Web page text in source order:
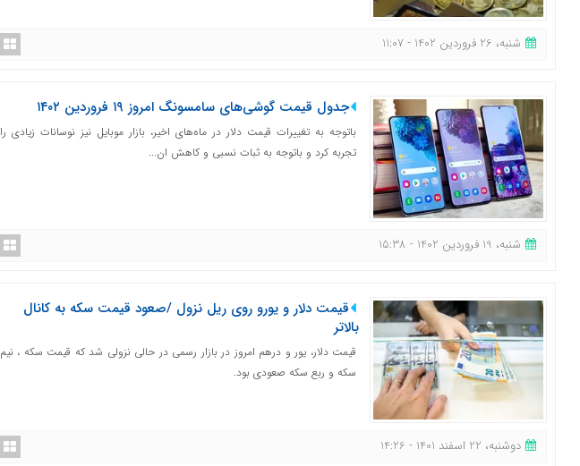
شنبه، 26 فروردین 1402 - 11:07
جدول قیمت گوشی‌های سامسونگ امروز ۱۹ فروردین ۱۴۰۲
باتوجه به تغییرات قیمت دلار در ماه‌های اخیر، بازار موبایل نیز نوسانات زیادی را
تجربه کرد و باتوجه به ثبات نسبی و کاهش ان...
شنبه، 19 فروردین 1402 - 15:38
قیمت دلار و یورو روی ریل نزول /صعود قیمت سکه به کانال
بالاتر
قیمت دلار، یور و درهم امروز در بازار رسمی در حالی نزولی شد که قیمت سکه ، نیم
سکه و ربع سکه صعودی بود.
دوشنبه، 22 اسفند 1401 - 14:26